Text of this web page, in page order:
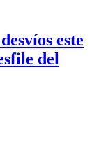
este
del